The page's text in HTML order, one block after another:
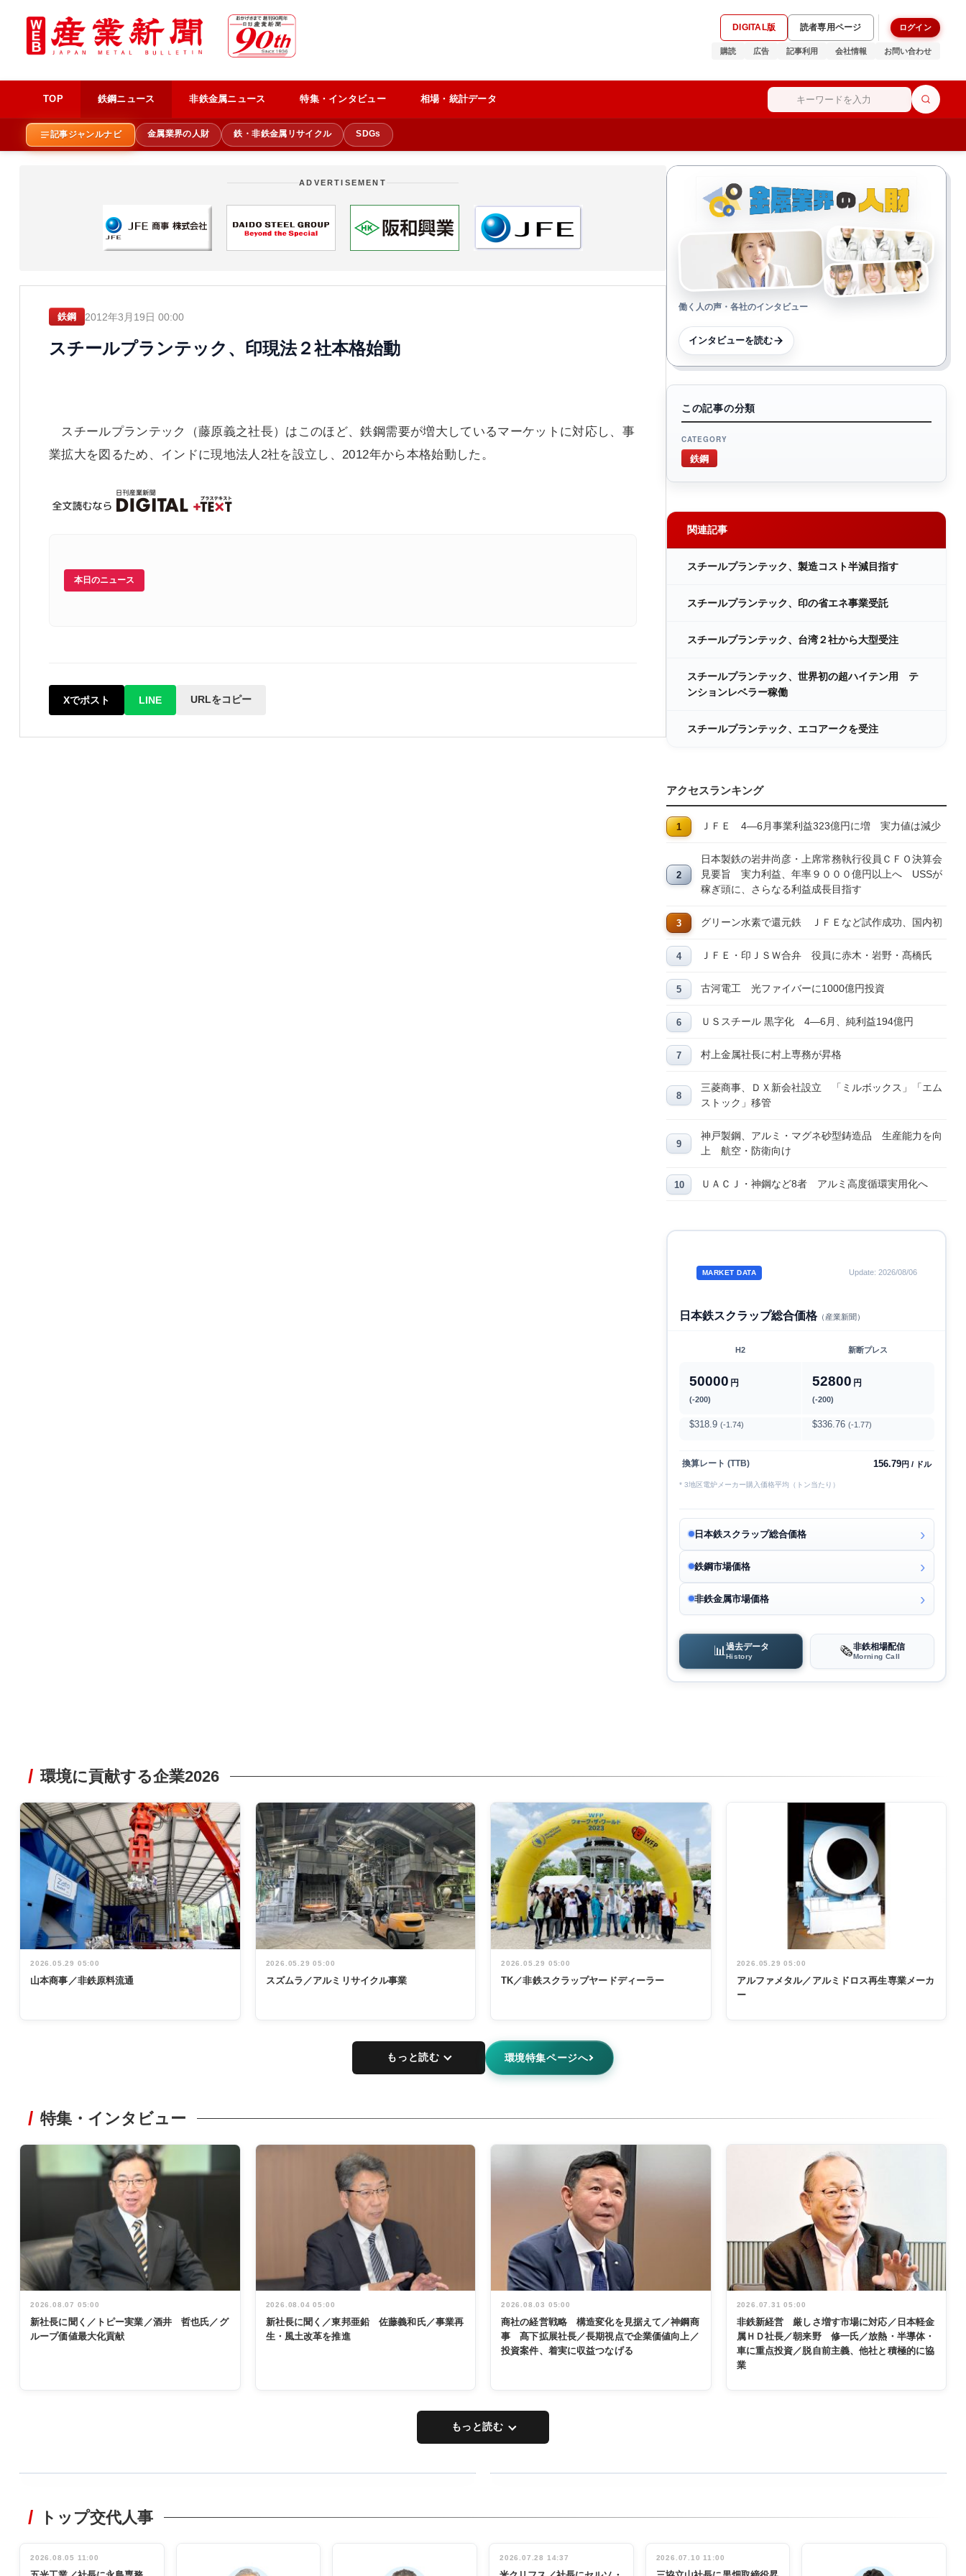
DIGITAL版 読者専用ページ ログイン
購読 広告 記事利用 会社情報 お問い合わせ
TOP 鉄鋼ニュース 非鉄金属ニュース 特集・インタビュー 相場・統計データ
記事ジャンルナビ 金属業界の人財 鉄・非鉄金属リサイクル SDGs
ADVERTISEMENT
鉄鋼 2012年3月19日 00:00
スチールプランテック、印現法２社本格始動
スチールプランテック（藤原義之社長）はこのほど、鉄鋼需要が増大しているマーケットに対応し、事
業拡大を図るため、インドに現地法人2社を設立し、2012年から本格始動した。
本日のニュース
Xでポスト LINE URLをコピー
働く人の声・各社のインタビュー
インタビューを読む
この記事の分類
CATEGORY
鉄鋼
関連記事
スチールプランテック、製造コスト半減目指す
スチールプランテック、印の省エネ事業受託
スチールプランテック、台湾２社から大型受注
スチールプランテック、世界初の超ハイテン用 テ
ンションレベラー稼働
スチールプランテック、エコアークを受注
アクセスランキング
ＪＦＥ 4―6月事業利益323億円に増 実力値は減少
日本製鉄の岩井尚彦・上席常務執行役員ＣＦＯ決算会
見要旨 実力利益、年率９０００億円以上へ USSが
稼ぎ頭に、さらなる利益成長目指す
グリーン水素で還元鉄 ＪＦＥなど試作成功、国内初
ＪＦＥ・印ＪＳＷ合弁 役員に赤木・岩野・髙橋氏
古河電工 光ファイバーに1000億円投資
ＵＳスチール 黒字化 4―6月、純利益194億円
村上金属社長に村上専務が昇格
三菱商事、ＤＸ新会社設立 「ミルボックス」「エム
ストック」移管
神戸製鋼、アルミ・マグネ砂型鋳造品 生産能力を向
上 航空・防衛向け
ＵＡＣＪ・神鋼など8者 アルミ高度循環実用化へ
MARKET DATA Update: 2026/08/06
日本鉄スクラップ総合価格（産業新聞）
H2 新断プレス
50000 円
(-200)
52800 円
(-200)
$318.9 (-1.74) $336.76 (-1.77)
換算レート (TTB) 156.79円 / ドル
* 3地区電炉メーカー購入価格平均（トン当たり）
日本鉄スクラップ総合価格
鉄鋼市場価格
非鉄金属市場価格
📊 過去データ
History 🗞️非鉄相場配信
Morning Call
環境に貢献する企業2026
2026.05.29 05:00
山本商事／非鉄原料流通
2026.05.29 05:00
スズムラ／アルミリサイクル事業
2026.05.29 05:00
TK／非鉄スクラップヤードディーラー
2026.05.29 05:00
アルファメタル／アルミドロス再生専業メーカ
ー
もっと読む 環境特集ページへ
特集・インタビュー
2026.08.07 05:00
新社長に聞く／トピー実業／酒井 哲也氏／グ
ループ価値最大化貢献
2026.08.04 05:00
新社長に聞く／東邦亜鉛 佐藤義和氏／事業再
生・風土改革を推進
2026.08.03 05:00
商社の経営戦略 構造変化を見据えて／神鋼商
事 髙下拡展社長／長期視点で企業価値向上／
投資案件、着実に収益つなげる
2026.07.31 05:00
非鉄新経営 厳しさ増す市場に対応／日本軽金
属ＨＤ社長／朝来野 修一氏／放熱・半導体・
車に重点投資／脱自前主義、他社と積極的に協
業
もっと読む
非鉄業界で
管理職編
インタビュ
INTERVIEW
念祝う 業界
関係者ら220
トップ交代人事
2026.08.05 11:00 2026.07.28 14:37 2026.07.10 11:00